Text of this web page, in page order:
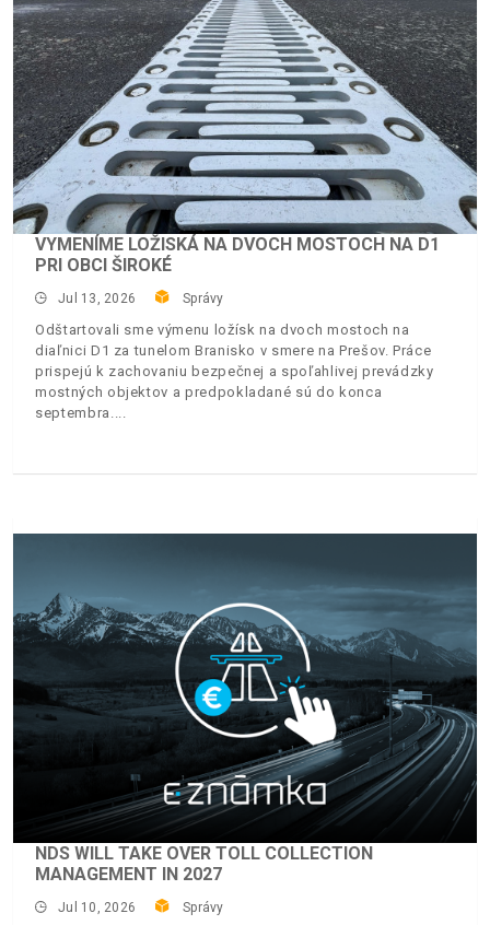
VYMENÍME LOŽISKÁ NA DVOCH MOSTOCH NA D1
PRI OBCI ŠIROKÉ
Jul 13, 2026 Správy
Odštartovali sme výmenu ložísk na dvoch mostoch na
diaľnici D1 za tunelom Branisko v smere na Prešov. Práce
prispejú k zachovaniu bezpečnej a spoľahlivej prevádzky
mostných objektov a predpokladané sú do konca
septembra.
NDS WILL TAKE OVER TOLL COLLECTION
MANAGEMENT IN 2027
Jul 10, 2026 Správy